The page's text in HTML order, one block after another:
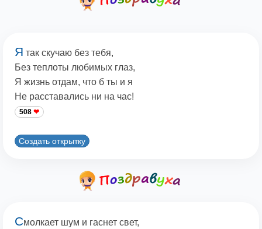
Я так скучаю без тебя,
Без теплоты любимых глаз,
Я жизнь отдам, что б ты и я
Не расставались ни на час!
508
Создать открытку
Смолкает шум и гаснет свет,